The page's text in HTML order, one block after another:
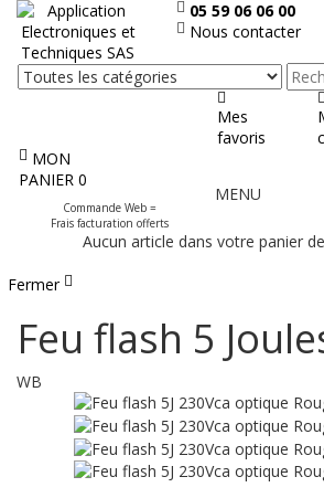
05 59 06 06 00
Nous contacter
Mes
favoris
MON
PANIER 0
Commande Web =
Frais facturation offerts
le
MENU
Aucun article dans votre panier
Fermer
Feu flash 5
WB